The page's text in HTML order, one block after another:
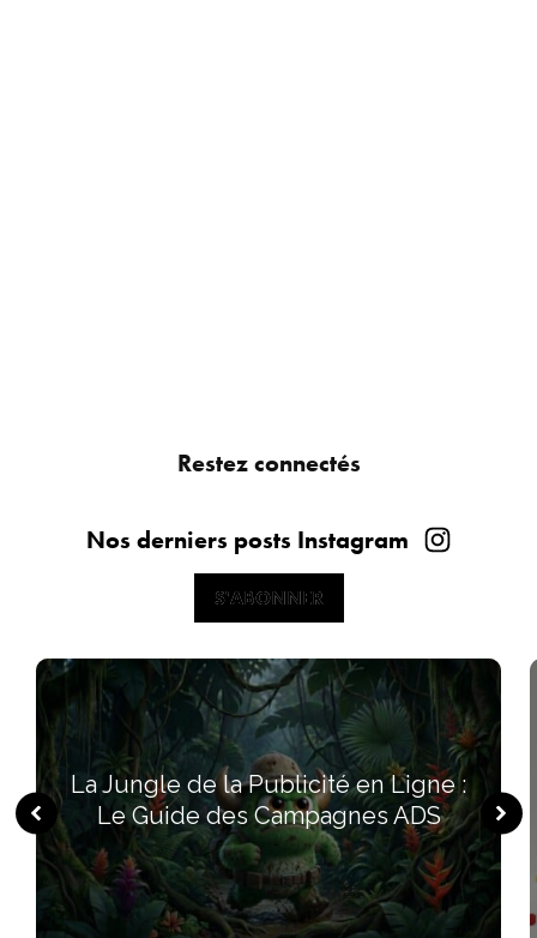
Restez connectés
Nos derniers posts Instagram
S'ABONNER
S'ABONNER
La Jungle de la Publicité en Ligne :
Le Guide des Campagnes ADS